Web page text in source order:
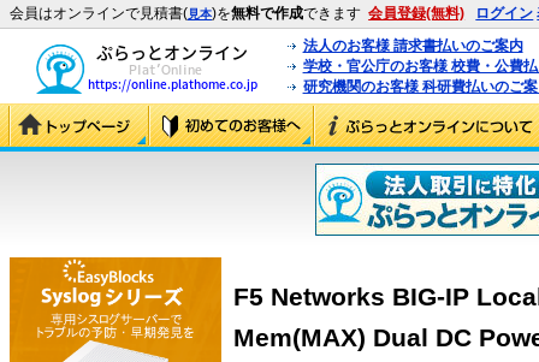
会員はオンラインで見積書(見本)を無料で作成できます 会員登録(無料) ログイン
法人のお客様 請求書払いのご案内
学校・官公庁のお客様 校費・公費
研究機関のお客様 科研費払いのご
F5 Networks BIG-IP
Mem(MAX) Dual DC